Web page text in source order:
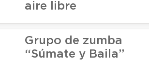
aire libre
Grupo de zumba
“Súmate y Baila”